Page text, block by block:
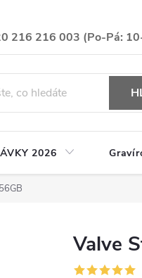
216 216 003
2026
Valve